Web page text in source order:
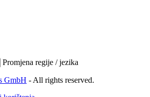
Promjena regije / jezika
GmbH - All rights reserved.